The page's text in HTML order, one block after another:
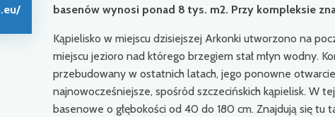
basenów wynosi ponad 8 tys. m2. Przy kompleksie
Kąpielisko w miejscu dzisiejszej Arkonki utworzono na
miejscu jezioro nad którego brzegiem stał młyn wodny.
przebudowany w ostatnich latach, jego ponowne
najnowocześniejsze, spośród szczecińskich kąpielisk. W
basenowe o głębokości od 40 do 180 cm. Znajdują się